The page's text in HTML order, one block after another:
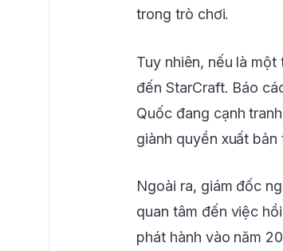
trong trò chơi.
Tuy nhiên, nếu là
đến StarCraft. Báo
Quốc đang cạnh
giành quyền xuất bản
Ngoài ra, giám đốc
quan tâm đến việc
phát hành vào năm